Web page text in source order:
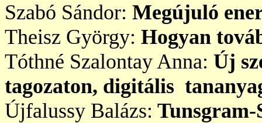
Szabó Sándor: Megújuló
Theisz György: Hogyan
Tóthné Szalontay Anna: Új
tagozaton, digitális
Újfalussy Balázs: Tunsgram-